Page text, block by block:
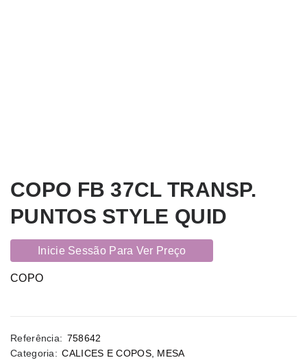
COPO FB 37CL TRANSP.
PUNTOS STYLE QUID
Inicie Sessão Para Ver Preço
COPO
Referência: 758642
Categoria: CALICES E COPOS, MESA